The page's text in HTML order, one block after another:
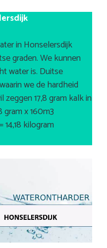
in Honselersdijk
graden. We kunnen
water is. Duitse
we de hardheid
zeggen 17,8 gram kalk in
gram x 160m3
kilogram